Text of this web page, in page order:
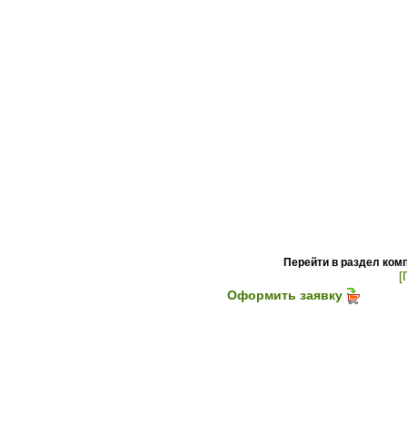
Перейти в раздел
Оформить заявку